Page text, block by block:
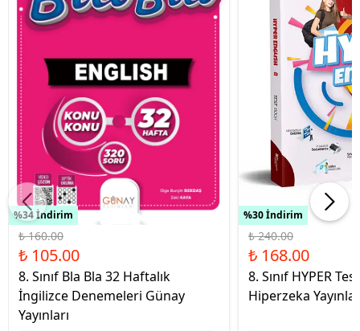
%34 İndirim
₺ 160.00
₺ 105.00
8. Sınıf Bla Bla 32 Haftalık
İngilizce Denemeleri Günay
Yayınları
%30 İndirim
₺ 240.00
₺ 168.00
8. Sınıf HYPER
Hiperzeka